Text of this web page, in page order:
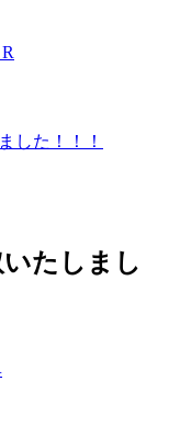
した！！！
たしまし